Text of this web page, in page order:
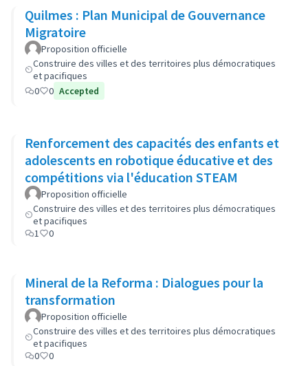
Quilmes : Plan Municipal de Gouvernance
Migratoire
Proposition officielle
Construire des villes et des territoires plus démocratiques
et pacifiques
0
0 Accepted
Renforcement des capacités des enfants et
adolescents en robotique éducative et des
compétitions via l'éducation STEAM
Proposition officielle
Construire des villes et des territoires plus démocratiques
et pacifiques
1
0
Mineral de la Reforma : Dialogues pour la
transformation
Proposition officielle
Construire des villes et des territoires plus démocratiques
et pacifiques
0
0